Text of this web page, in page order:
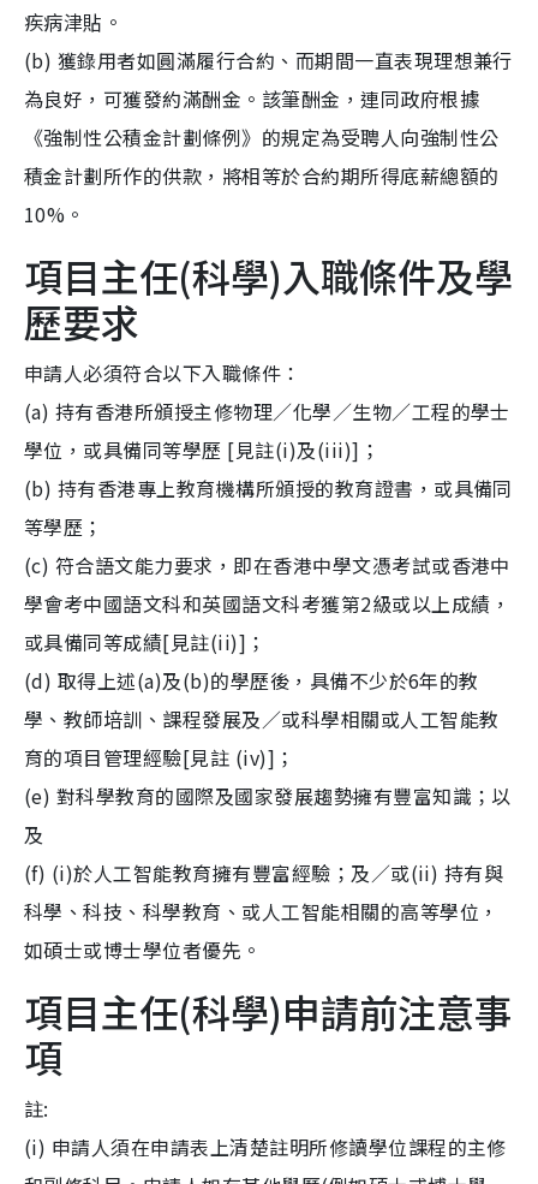
疾病津貼。
(b) 獲錄用者如圓滿履行合約、而期間一直表現理想兼行
為良好，可獲發約滿酬金。該筆酬金，連同政府根據
《強制性公積金計劃條例》的規定為受聘人向強制性公
積金計劃所作的供款，將相等於合約期所得底薪總額的
10%。
項目主任(科學)入職條件及學
歷要求
申請人必須符合以下入職條件：
(a) 持有香港所頒授主修物理／化學／生物／工程的學士
學位，或具備同等學歷 [見註(i)及(iii)]；
(b) 持有香港專上教育機構所頒授的教育證書，或具備同
等學歷；
(c) 符合語文能力要求，即在香港中學文憑考試或香港中
學會考中國語文科和英國語文科考獲第2級或以上成績，
或具備同等成績[見註(ii)]；
(d) 取得上述(a)及(b)的學歷後，具備不少於6年的教
學、教師培訓、課程發展及／或科學相關或人工智能教
育的項目管理經驗[見註 (iv)]；
(e) 對科學教育的國際及國家發展趨勢擁有豐富知識；以
及
(f) (i)於人工智能教育擁有豐富經驗；及／或(ii) 持有與
科學、科技、科學教育、或人工智能相關的高等學位，
如碩士或博士學位者優先。
項目主任(科學)申請前注意事
項
註:
(i) 申請人須在申請表上清楚註明所修讀學位課程的主修